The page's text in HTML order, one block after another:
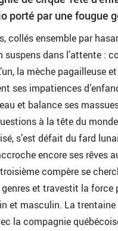
porté par une fougue
collés ensemble par
suspens dans l’attente :
la mèche pagailleuse
ses impatiences
et balance ses
à la tête du
s’est défait du fard
encore ses rêves
compère se
et travestit la force
et masculin. La trentaine
la compagnie